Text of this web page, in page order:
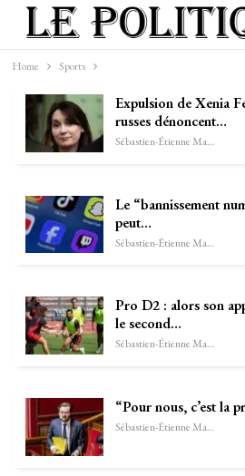
Home Sports
Expulsion de Xenia
russes dénoncent…
Sébastien-Étienne Marechal
Le “bannissement
peut…
Sébastien-Étienne Marechal
Pro D2 : alors son
le second…
Sébastien-Étienne Marechal
“Pour nous, c’est la
Sébastien-Étienne Marechal